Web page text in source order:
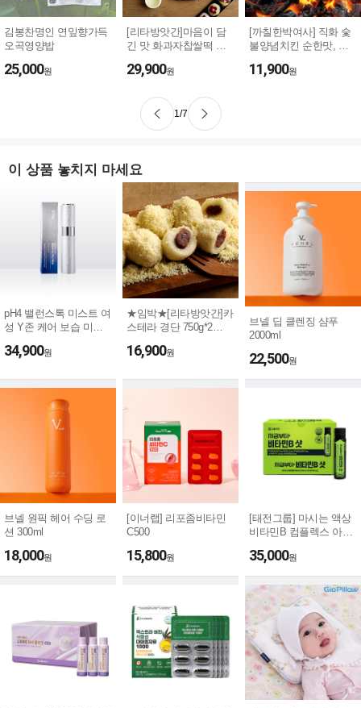
김봉찬명인 연잎향가득
오곡영양밥
25,000원
[리타방앗간]마음이 담
긴 맛 화과자찹쌀떡 선
29,900원
[까칠한박여사] 직화 숯
불양념치킨 순한맛, 매
11,900원
1/7
이 상품 놓치지 마세요
pH4 밸런스톡 미스트 여
성 Y존 케어 보습 미스
34,900원
★임박★[리타방앗간]카
스테라 경단 750g*2
16,900원
브넬 딥 클렌징 샴푸
2000ml
22,500원
브넬 원픽 헤어 수딩 로
션 300ml
18,000원
[이너랩] 리포좀비타민
C500
15,800원
[태전그룹] 마시는 액상
비타민B 컴플렉스 아연
35,000원